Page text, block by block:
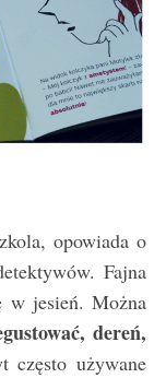
opowiada o
Fajna
w jesień. Można
dereń,
używane